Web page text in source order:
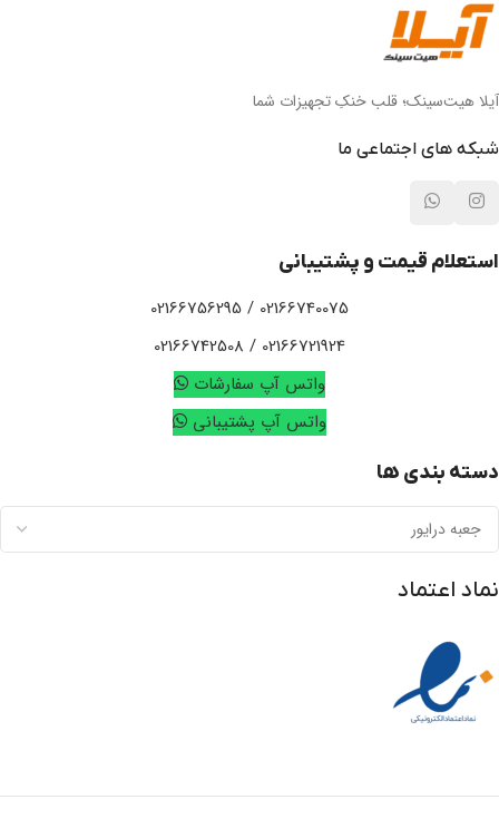
آیلا هیت‌سینک؛ قلب خنکِ تجهیزات شما
شبکه های اجتماعی ما
استعلام قیمت و پشتیبانی
02166740075 / 02166756295
02166721924 / 02166742508
واتس آپ سفارشات
واتس آپ پشتیبانی
دسته بندی ها
نماد اعتماد